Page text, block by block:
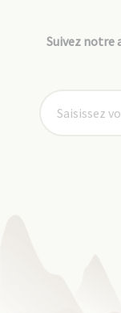
Suivez notre